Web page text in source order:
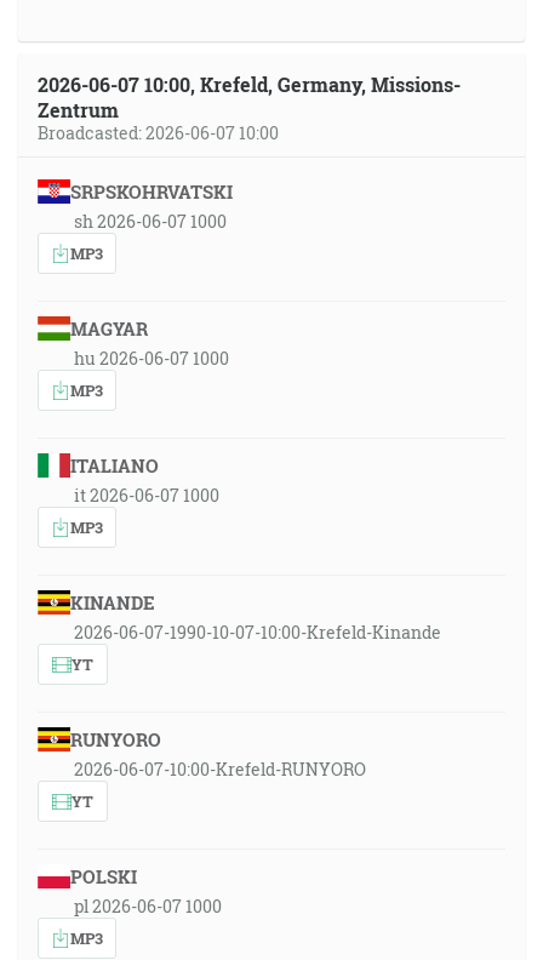
2026-06-07 10:00, Krefeld, Germany, Missions-
Zentrum
Broadcasted: 2026-06-07 10:00
SRPSKOHRVATSKI
sh 2026-06-07 1000
MP3
MAGYAR
hu 2026-06-07 1000
MP3
ITALIANO
it 2026-06-07 1000
MP3
KINANDE
2026-06-07-1990-10-07-10:00-Krefeld-Kinande
YT
RUNYORO
2026-06-07-10:00-Krefeld-RUNYORO
YT
POLSKI
pl 2026-06-07 1000
MP3